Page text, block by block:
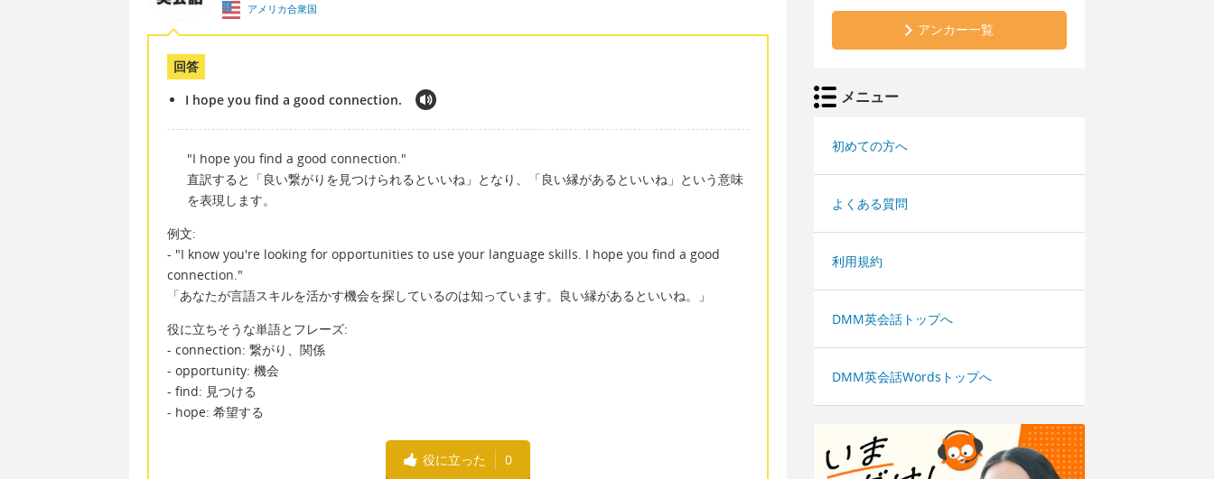
アメリカ合衆国
回答
I hope you find a good connection.
"I hope you find a good connection."
直訳すると「良い繋がりを見つけられるといいね」となり、「良い縁があるといいね」という意味
を表現します。
例文:
- "I know you're looking for opportunities to use your language skills. I hope you find a good
connection."
「あなたが言語スキルを活かす機会を探しているのは知っています。良い縁があるといいね。」
役に立ちそうな単語とフレーズ:
- connection: 繋がり、関係
- opportunity: 機会
- find: 見つける
- hope: 希望する
役に立った 0
アンカー一覧
メニュー
初めての方へ
よくある質問
利用規約
DMM英会話トップへ
DMM英会話Wordsトップへ